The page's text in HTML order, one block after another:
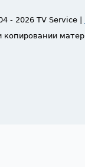
- 2026 TV Service |
копировании